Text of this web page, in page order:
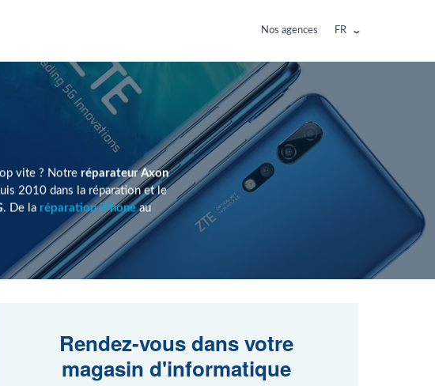
Nos agences FR
vite ? Notre réparateur Axon
2010 dans la réparation et le
. De la réparation iPhoneau
Rendez-vous dans votre
magasin d'informatique